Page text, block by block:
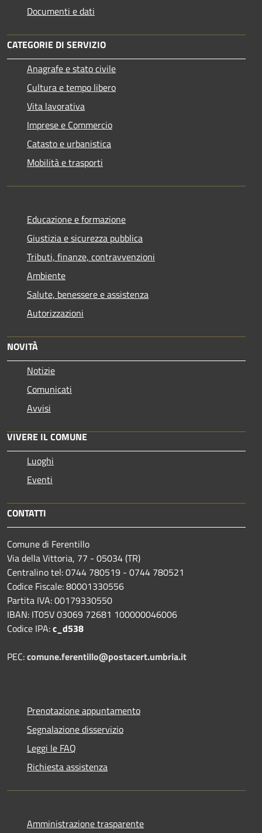
Documenti e dati
CATEGORIE DI SERVIZIO
Anagrafe e stato civile
Cultura e tempo libero
Vita lavorativa
Imprese e Commercio
Catasto e urbanistica
Mobilità e trasporti
Educazione e formazione
Giustizia e sicurezza pubblica
Tributi, finanze, contravvenzioni
Ambiente
Salute, benessere e assistenza
Autorizzazioni
NOVITÀ
Notizie
Comunicati
Avvisi
VIVERE IL COMUNE
Luoghi
Eventi
CONTATTI
Comune di Ferentillo
Via della Vittoria, 77 - 05034 (TR)
Centralino tel: 0744 780519 - 0744 780521
Codice Fiscale: 80001330556
Partita IVA: 00179330550
IBAN: IT05V 03069 72681 100000046006
Codice IPA:c_d538
PEC:comune.ferentillo@postacert.umbria.it
Prenotazione appuntamento
Segnalazione disservizio
Leggi le FAQ
Richiesta assistenza
Amministrazione trasparente